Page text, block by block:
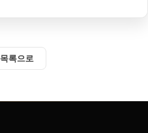
목록으로